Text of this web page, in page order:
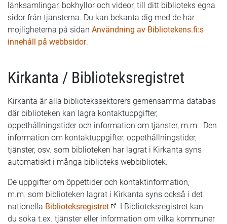
länksamlingar, bokhyllor och videor, till ditt biblioteks egna
sidor från tjänsterna. Du kan bekanta dig med de här
möjligheterna på sidan Användning av Bibliotekens.fi:s
innehåll på webbsidor.
Kirkanta / Biblioteksregistret
Kirkanta är alla bibliotekssektorers gemensamma databas
där biblioteken kan lagra kontaktuppgifter,
öppethållningstider och information om tjänster, m.m.. Den
information om kontaktuppgifter, öppethållningstider,
tjänster, osv. som biblioteken har lagrat i Kirkanta syns
automatiskt i många biblioteks webbibliotek.
De uppgifter om öppettider och kontaktinformation,
m.m. som biblioteken lagrat i Kirkanta syns också i det
nationella Biblioteksregistret
. I Biblioteksregistret kan
du söka t.ex. tjänster eller information om vilka kommuner